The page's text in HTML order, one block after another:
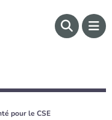
pour le CSE